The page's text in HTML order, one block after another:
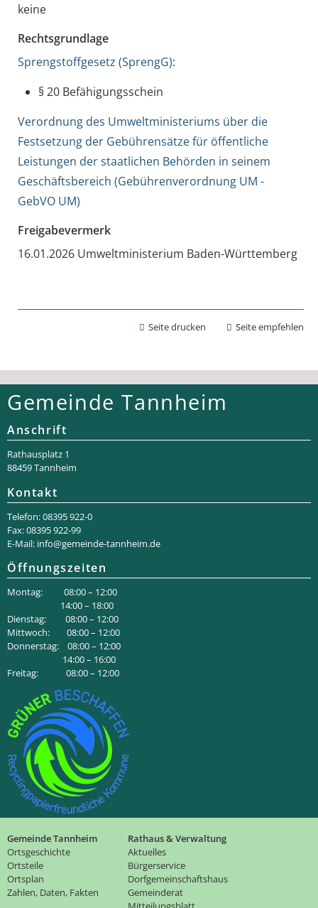
keine
Rechtsgrundlage
Sprengstoffgesetz (SprengG):
§ 20 Befähigungsschein
Verordnung des Umweltministeriums über die
Festsetzung der Gebührensätze für öffentliche
Leistungen der staatlichen Behörden in seinem
Geschäftsbereich (Gebührenverordnung UM -
GebVO UM)
Freigabevermerk
16.01.2026 Umweltministerium Baden-Württemberg
Seite drucken Seite empfehlen
Gemeinde Tannheim
Anschrift
Rathaus­platz 1
88459 Tannheim
Kontakt
Telefon: 08395 922-0
Fax: 08395 922-99
E-Mail: info@gemeinde-tannheim.de
Öffnungszeiten
Montag: 08:00 – 12:00
14:00 – 18:00
Dienstag: 08:00 – 12:00
Mittwoch: 08:00 – 12:00
Donnerstag: 08:00 – 12:00
14:00 – 16:00
Freitag: 08:00 – 12:00
Gemeinde Tannheim
Ortsgeschichte
Ortsteile
Ortsplan
Zahlen, Daten, Fakten
Rathaus & Verwaltung
Aktuelles
Bürgerservice
Dorfgemeinschaftshaus
Gemeinderat